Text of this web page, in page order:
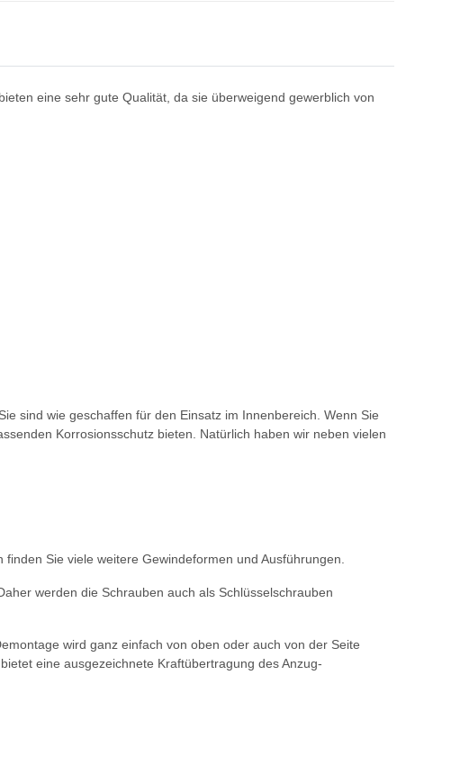
eine sehr gute Qualität, da sie überweigend gewerblich von
sind wie geschaffen für den Einsatz im Innenbereich. Wenn Sie
Korrosionsschutz bieten. Natürlich haben wir neben vielen
Sie viele weitere Gewindeformen und Ausführungen.
werden die Schrauben auch als Schlüsselschrauben
wird ganz einfach von oben oder auch von der Seite
eine ausgezeichnete Kraftübertragung des Anzug-